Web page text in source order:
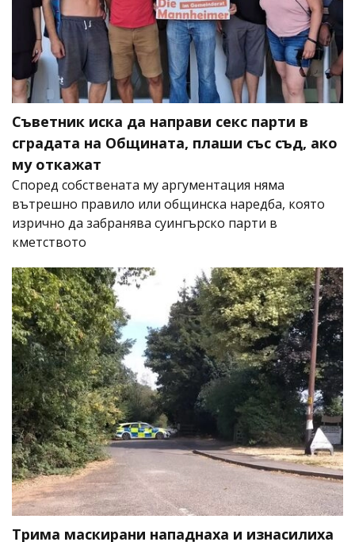
Съветник иска да направи секс парти в
сградата на Общината, плаши със съд, ако
му откажат
Според собствената му аргументация няма
вътрешно правило или общинска наредба, която
изрично да забранява суингърско парти в
кметството
Трима маскирани нападнаха и изнасилиха